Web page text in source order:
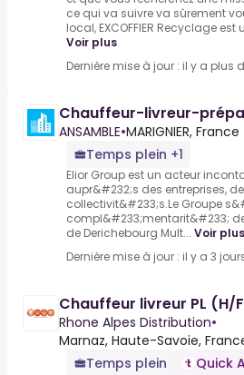
ce qui va suivre va sûrement
local, EXCOFFIER Recyclage est
Voir plus
Dernière mise à jour : il y a plus
Chauffeur-livreur-
ANSAMBLE•MARIGNIER, France
Temps plein +1
Elior Group est un acteur
aupr&#232;s des entreprises,
collectivit&#233;s.Le Groupe
compl&#233;mentarit&#233;
de Derichebourg Mult... Voir plus
Dernière mise à jour : il y a 3
Chauffeur livreur PL (H/
Rhone Alpes Distribution•
Marnaz, Haute-Savoie,
Temps plein
Quick